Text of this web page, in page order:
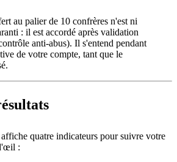
au palier de 10 confrères n'est ni
: il est accordé après validation
anti-abus). Il s'entend pendant
de votre compte, tant que le
affiche quatre indicateurs pour suivre votre
: